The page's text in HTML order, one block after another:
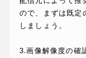
ので、まずは既定
しましょう。
3.画像解像度の確